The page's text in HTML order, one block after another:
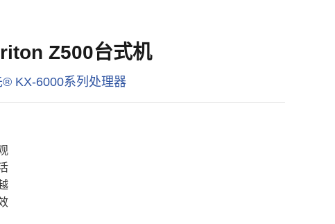
Z500台式机
KX-6000系列处理器